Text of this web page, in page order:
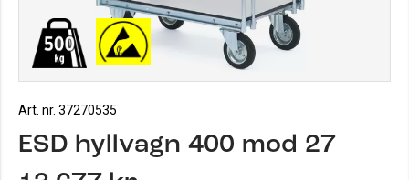
Art. nr. 37270535
ESD hyllvagn 400 mod 27